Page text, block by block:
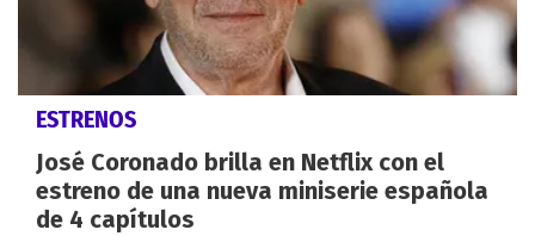
ESTRENOS
José Coronado brilla en Netflix con el
estreno de una nueva miniserie española
de 4 capítulos